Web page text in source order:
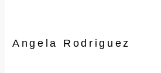
Angela Rodriguez